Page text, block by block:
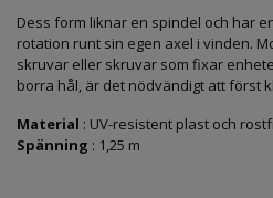
Dess form liknar en spindel och har
rotation runt sin egen axel i vinden.
skruvar eller skruvar som fixar
borra hål, är det nödvändigt att först
Material : UV-resistent plast och
Spänning : 1,25 m